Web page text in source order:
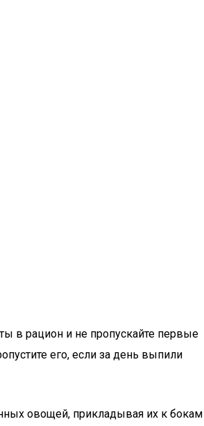
в рацион и не пропускайте первые
его, если за день выпили
овощей, прикладывая их к бокам